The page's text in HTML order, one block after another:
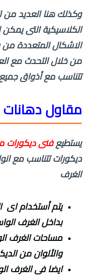
وكذلك هنا العديد من
الكلاسيكية التى
الاشكال المتعددة
من خلال التحدث مع
تتناسب مع أذواق جميع
مقاول
يستطيعفنى ديكورات
ديكورات تتناسب مع
الغرف
يتم أستخدام اى
بداخل الغرف
مساحات الغرف
والألوان من
ايضا فى الغرف